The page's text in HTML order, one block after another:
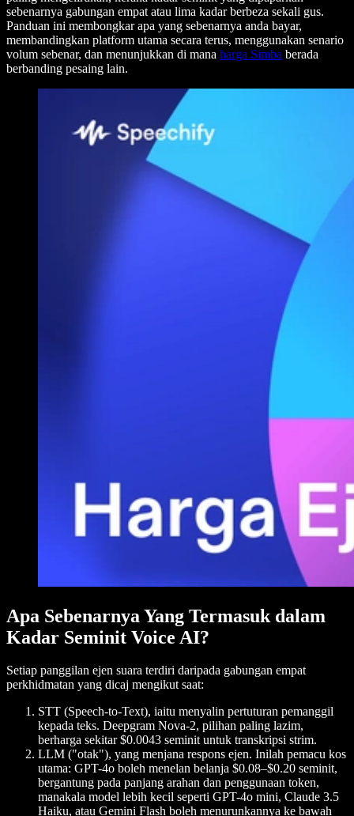
sebenarnya gabungan empat atau lima kadar berbeza sekali gus.
Panduan ini membongkar apa yang sebenarnya anda bayar,
membandingkan platform utama secara terus, menggunakan senario
volum sebenar, dan menunjukkan di mana harga Simba berada
berbanding pesaing lain.
Apa Sebenarnya Yang Termasuk dalam
Kadar Seminit Voice AI?
Setiap panggilan ejen suara terdiri daripada gabungan empat
perkhidmatan yang dicaj mengikut saat:
STT (Speech-to-Text), iaitu menyalin pertuturan pemanggil
kepada teks. Deepgram Nova-2, pilihan paling lazim,
berharga sekitar $0.0043 seminit untuk transkripsi strim.
LLM ("otak"), yang menjana respons ejen. Inilah pemacu kos
utama: GPT-4o boleh menelan belanja $0.08–$0.20 seminit,
bergantung pada panjang arahan dan penggunaan token,
manakala model lebih kecil seperti GPT-4o mini, Claude 3.5
Haiku, atau Gemini Flash boleh menurunkannya ke bawah